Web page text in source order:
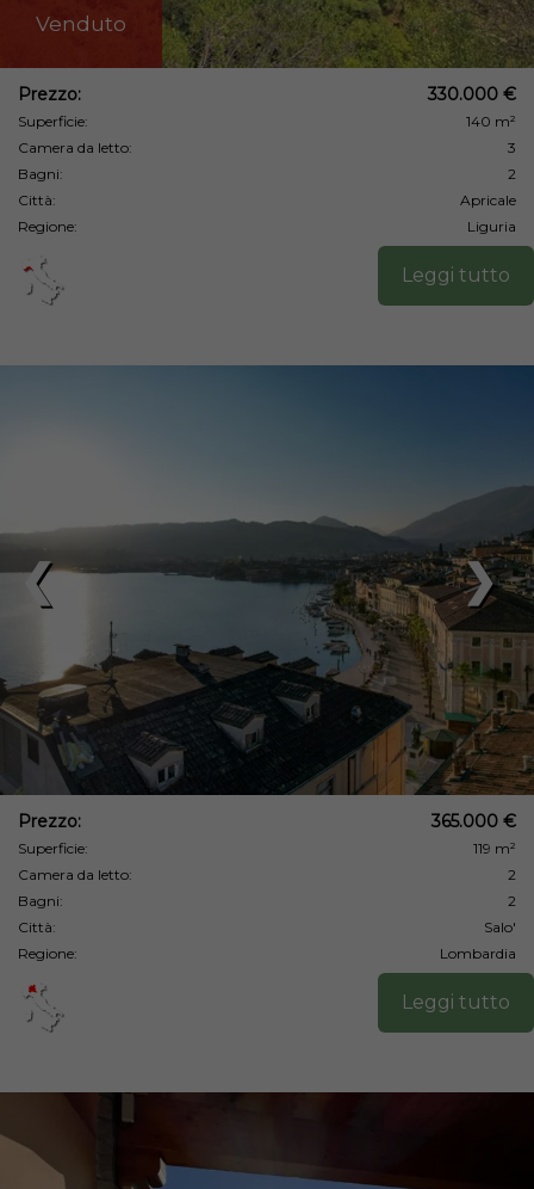
Venduto
Prezzo: 330.000 €
Superficie:
140 m²
Camera da letto:
3
Bagni:
2
Città:
Apricale
Regione:
Liguria
Leggi tutto
❯
❮
Prezzo: 365.000 €
Superficie:
119 m²
Camera da letto:
2
Bagni:
2
Città:
Salo'
Regione:
Lombardia
Leggi tutto